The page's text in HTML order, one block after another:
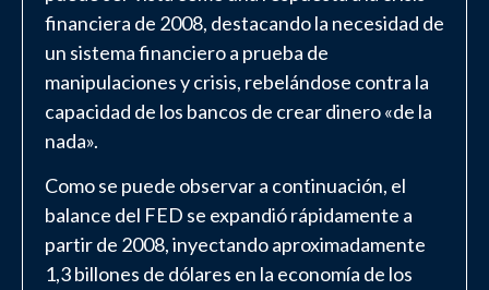
financiera de 2008, destacando la necesidad de
un sistema financiero a prueba de
manipulaciones y crisis, rebelándose contra la
capacidad de los bancos de crear dinero «de la
nada».
Como se puede observar a continuación, el
balance del FED se expandió rápidamente a
partir de 2008, inyectando aproximadamente
1,3 billones de dólares en la economía de los